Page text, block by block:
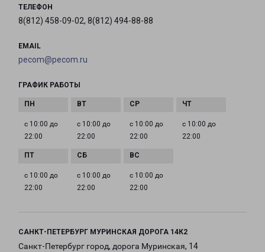
ТЕЛЕФОН
8(812) 458-09-02, 8(812) 494-88-88
EMAIL
pecom@pecom.ru
ГРАФИК РАБОТЫ
с 10:00 до
22:00
с 10:00 до
22:00
с 10:00 до
22:00
с 10:00 до
22:00
с 10:00 до
22:00
с 10:00 до
22:00
с 10:00 до
22:00
САНКТ-ПЕТЕРБУРГ МУРИНСКАЯ ДОРОГА 14К2
Санкт-Петербург город, дорога Муринская, 14